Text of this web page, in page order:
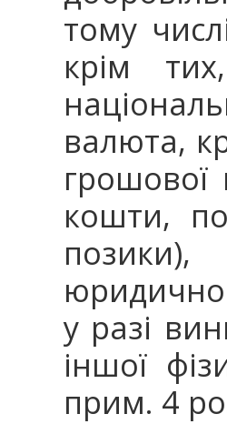
тому
крім
валюта,
грошової
кошти,
у разі
іншої
прим. 4